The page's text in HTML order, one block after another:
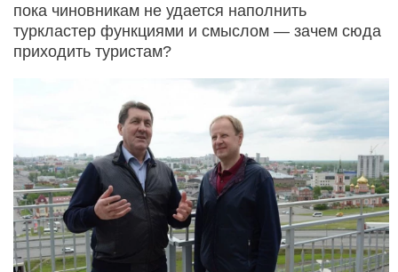
пока чиновникам не удается наполнить
туркластер функциями и смыслом — зачем сюда
приходить туристам?